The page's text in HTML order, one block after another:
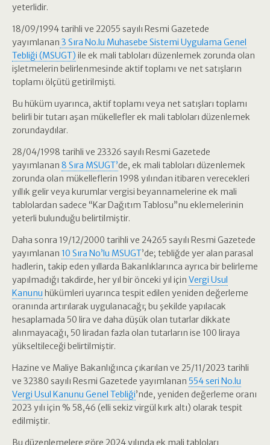
yeterlidir.
18/09/1994 tarihli ve 22055 sayılı Resmi Gazetede
yayımlanan 3 Sıra No.lu Muhasebe Sistemi Uygulama Genel
Tebliği (MSUGT) ile ek mali tabloları düzenlemek zorunda olan
işletmelerin belirlenmesinde aktif toplamı ve net satışların
toplamı ölçütü getirilmişti.
Bu hüküm uyarınca, aktif toplamı veya net satışları toplamı
belirli bir tutarı aşan mükellefler ek mali tabloları düzenlemek
zorundaydılar.
28/04/1998 tarihli ve 23326 sayılı Resmi Gazetede
yayımlanan 8 Sıra MSUGT’de, ek mali tabloları düzenlemek
zorunda olan mükelleflerin 1998 yılından itibaren verecekleri
yıllık gelir veya kurumlar vergisi beyannamelerine ek mali
tablolardan sadece “Kar Dağıtım Tablosu”nu eklemelerinin
yeterli bulunduğu belirtilmiştir.
Daha sonra 19/12/2000 tarihli ve 24265 sayılı Resmi Gazetede
yayımlanan 10 Sıra No’lu MSUGT’de; tebliğde yer alan parasal
hadlerin, takip eden yıllarda Bakanlıklarınca ayrıca bir belirleme
yapılmadığı takdirde, her yıl bir önceki yıl için Vergi Usul
Kanunu hükümleri uyarınca tespit edilen yeniden değerleme
oranında artırılarak uygulanacağı; bu şekilde yapılacak
hesaplamada 50 lira ve daha düşük olan tutarlar dikkate
alınmayacağı, 50 liradan fazla olan tutarların ise 100 liraya
yükseltileceği belirtilmiştir.
Hazine ve Maliye Bakanlığınca çıkarılan ve 25/11/2023 tarihli
ve 32380 sayılı Resmi Gazetede yayımlanan 554 seri No.lu
Vergi Usul Kanunu Genel Tebliği’nde, yeniden değerleme oranı
2023 yılı için % 58,46 (elli sekiz virgül kırk altı) olarak tespit
edilmiştir.
Bu düzenlemelere göre 2024 yılında ek mali tabloları